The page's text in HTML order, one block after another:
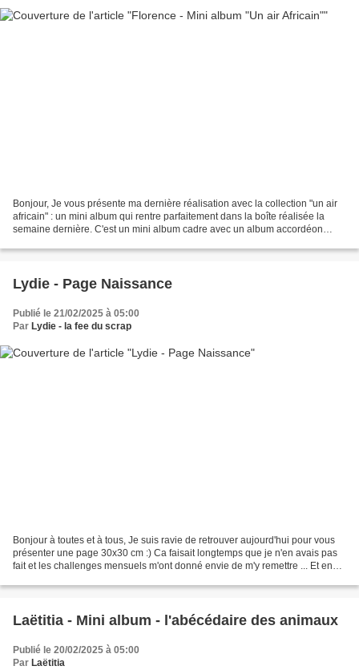
Bonjour, Je vous présente ma dernière réalisation avec la collection "un air
africain" : un mini album qui rentre parfaitement dans la boîte réalisée la
semaine dernière. C'est un mini album cadre avec un album accordéon
Lydie - Page Naissance
Publié le 21/02/2025 à 05:00
Par Lydie - la fee du scrap
Bonjour à toutes et à tous, Je suis ravie de retrouver aujourd'hui pour vous
présenter une page 30x30 cm :) Ca faisait longtemps que je n'en avais pas
fait et les challenges mensuels m'ont donné envie de m'y remettre ... Et en
Laëtitia - Mini album - l'abécédaire des animaux
Publié le 20/02/2025 à 05:00
Par Laëtitia